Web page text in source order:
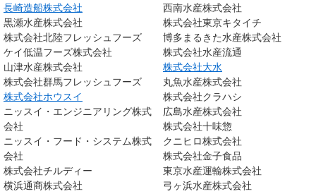
長崎造船株式会社
黒瀬水産株式会社
株式会社北陸フレッシュフーズ
ケイ低温フーズ株式会社
山津水産株式会社
株式会社群馬フレッシュフーズ
株式会社ホウスイ
ニッスイ・エンジニアリング株式
会社
ニッスイ・フード・システム株式
会社
株式会社チルディー
横浜通商株式会社
西南水産株式会社
株式会社東京キタイチ
博多まるきた水産株式会社
株式会社水産流通
株式会社大水
丸魚水産株式会社
株式会社クラハシ
広島水産株式会社
株式会社十味惣
クニヒロ株式会社
株式会社金子食品
東京水産運輸株式会社
弓ヶ浜水産株式会社